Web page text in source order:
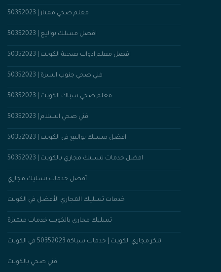
معلم صحي ممتاز | 50352023
افضل مسلك بواليع | 50352023
افضل معلم ادوات صحية الكويت | 50352023
فني صحي جنوب السرة | 50352023
معلم صحي سباك الكويت | 50352023
فني صحي السلام | 50352023
افضل مسلك بواليع في الكويت | 50352023
افضل خدمات تسليك مجاري بالكويت | 50352023
أفضل خدمات تسليك مجاري
خدمات تسليك المجاري الأفضل في الكويت
تسليك مجاري بالكويت خدمات متميزة
تنكر مجاري الكويت | خدمات سباكة 50352023 في الكويت
فني صحي بالكويت